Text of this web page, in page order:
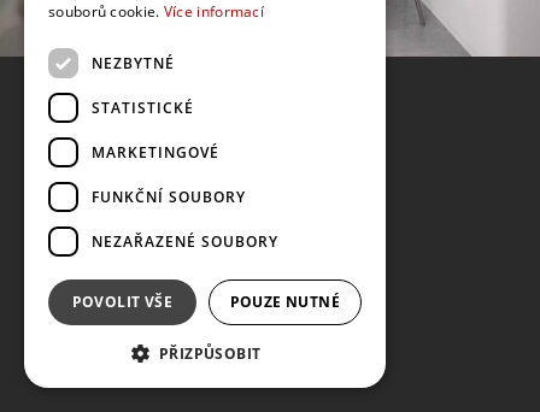
souborů cookie. Více informací
NEZBYTNÉ
STATISTICKÉ
MARKETINGOVÉ
FUNKČNÍ SOUBORY
NEZAŘAZENÉ SOUBORY
POVOLIT VŠE POUZE NUTNÉ
PŘIZPŮSOBIT